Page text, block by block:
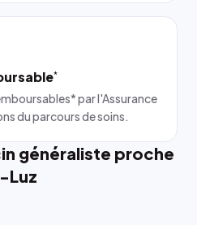
*
par l'Assurance
du parcours de soins.
généraliste proche
Luz